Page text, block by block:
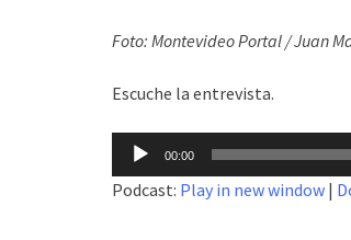
Foto: Montevideo Portal / Juan
Escuche la entrevista.
Reproductor
de
audio
00:00
Podcast: Play in new window |